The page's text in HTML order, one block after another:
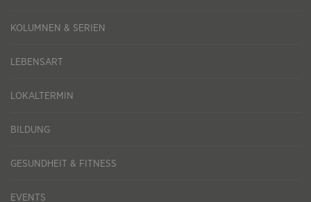
KOLUMNEN & SERIEN
LEBENSART
LOKALTERMIN
BILDUNG
GESUNDHEIT & FITNESS
EVENTS